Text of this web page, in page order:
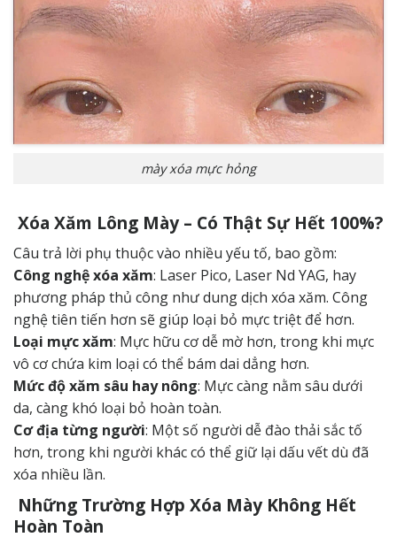
mày xóa mực hỏng
Xóa Xăm Lông Mày – Có Thật Sự Hết 100%?
Câu trả lời phụ thuộc vào nhiều yếu tố, bao gồm:
Công nghệ xóa xăm: Laser Pico, Laser Nd YAG, hay
phương pháp thủ công như dung dịch xóa xăm. Công
nghệ tiên tiến hơn sẽ giúp loại bỏ mực triệt để hơn.
Loại mực xăm: Mực hữu cơ dễ mờ hơn, trong khi mực
vô cơ chứa kim loại có thể bám dai dẳng hơn.
Mức độ xăm sâu hay nông: Mực càng nằm sâu dưới
da, càng khó loại bỏ hoàn toàn.
Cơ địa từng người: Một số người dễ đào thải sắc tố
hơn, trong khi người khác có thể giữ lại dấu vết dù đã
xóa nhiều lần.
Những Trường Hợp Xóa Mày Không Hết
Hoàn Toàn